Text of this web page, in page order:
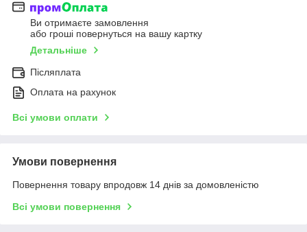
Ви отримаєте замовлення
або гроші повернуться на вашу картку
Детальніше
Післяплата
Оплата на рахунок
Всі умови оплати
Умови повернення
Повернення товару впродовж 14 днів за домовленістю
Всі умови повернення